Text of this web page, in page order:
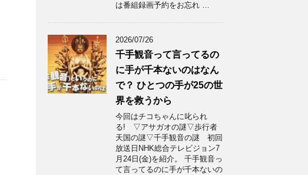
は番組録画予約をお忘れ …
2026/07/26
千手観音って言ってるの
に手が千本ないのはなん
で？ ひとつの手が25の世
界を救うから
今回はチコちゃんに叱られ
る! ▽アサガオの謎▽歩行者
天国の謎▽千手観音の謎 初回
放送日NHK総合テレビジョン7
月24日(金)を紹介。 千手観音っ
て言ってるのに手が千本ないの